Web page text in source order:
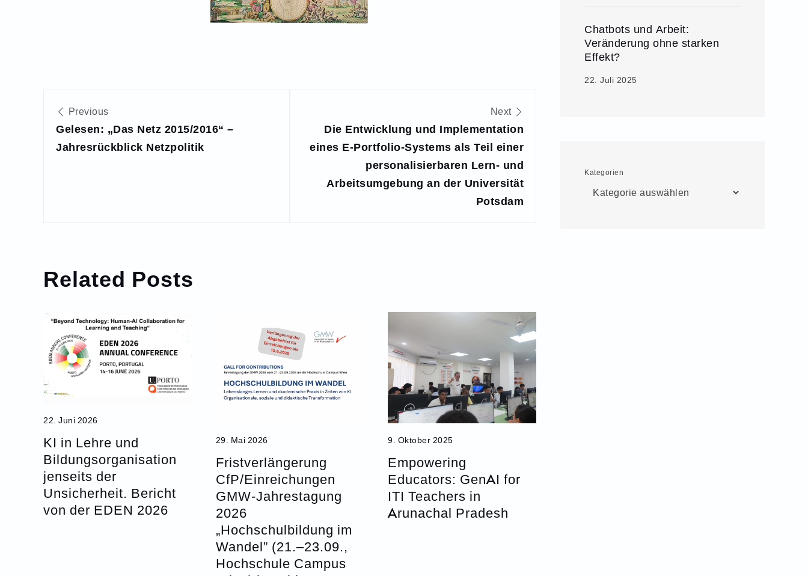
Previous
Gelesen: „Das Netz 2015/2016“ –
Jahresrückblick Netzpolitik
Next
Die Entwicklung und Implementation
eines E-Portfolio-Systems als Teil einer
personalisierbaren Lern- und
Arbeitsumgebung an der Universität
Potsdam
Related Posts
22. Juni 2026
KI in Lehre und
Bildungsorganisation
jenseits der
Unsicherheit. Bericht
von der EDEN 2026
29. Mai 2026
Fristverlängerung
CfP/Einreichungen
GMW-Jahrestagung
2026
„Hochschulbildung im
Wandel” (21.–23.09.,
Hochschule Campus
9. Oktober 2025
Empowering
Educators: GenAI for
ITI Teachers in
Arunachal Pradesh
Chatbots und Arbeit:
Veränderung ohne starken
Effekt?
22. Juli 2025
Kategorien